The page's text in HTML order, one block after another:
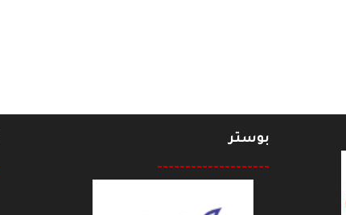
العراقي يتضامن مع ضحايا الزلزال في سوريا وتركيا
بوستر
--------------------